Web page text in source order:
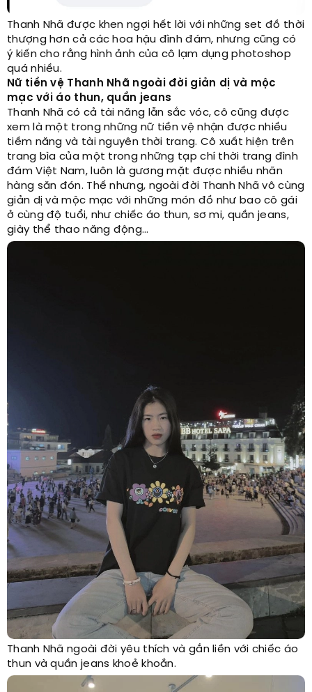
Thanh Nhã được khen ngợi hết lời với những set đồ thời
thượng hơn cả các hoa hậu đình đám, nhưng cũng có
ý kiến cho rằng hình ảnh của cô lạm dụng photoshop
quá nhiều.
Nữ tiền vệ Thanh Nhã ngoài đời giản dị và mộc
mạc với áo thun, quần jeans
Thanh Nhã có cả tài năng lẫn sắc vóc, cô cũng được
xem là một trong những nữ tiền vệ nhận được nhiều
tiềm năng và tài nguyên thời trang. Cô xuất hiện trên
trang bìa của một trong những tạp chí thời trang đình
đám Việt Nam, luôn là gương mặt được nhiều nhãn
hàng săn đón. Thế nhưng, ngoài đời Thanh Nhã vô cùng
giản dị và mộc mạc với những món đồ như bao cô gái
ở cùng độ tuổi, như chiếc áo thun, sơ mi, quần jeans,
giày thể thao năng động…
Thanh Nhã ngoài đời yêu thích và gắn liền với chiếc áo
thun và quần jeans khoẻ khoắn.